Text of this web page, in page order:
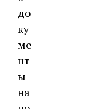
до
ку
ме
нт
ы
на